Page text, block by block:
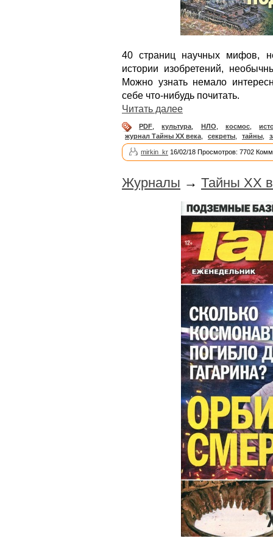
40 страниц научных мифов,
истории изобретений,
Можно узнать немало
себе что-нибудь почитать.
Читать далее
PDF культура НЛО космос,
журнал Тайны XX века
секреты тайны
mirkin_kr 16/02/18 Просмотров: 7702
Журналы → Тайны ХХ